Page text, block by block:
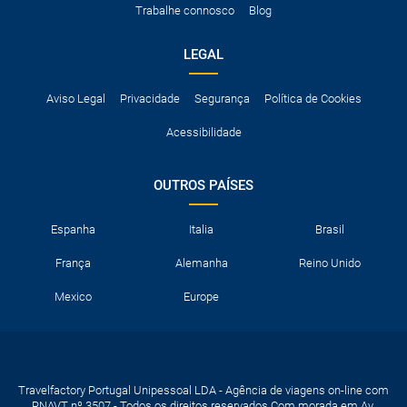
Trabalhe connosco Blog
LEGAL
Aviso Legal Privacidade Segurança Política de Cookies
Acessibilidade
OUTROS PAÍSES
Espanha Italia Brasil
França Alemanha Reino Unido
Mexico Europe
Travelfactory Portugal Unipessoal LDA - Agência de viagens on-line com